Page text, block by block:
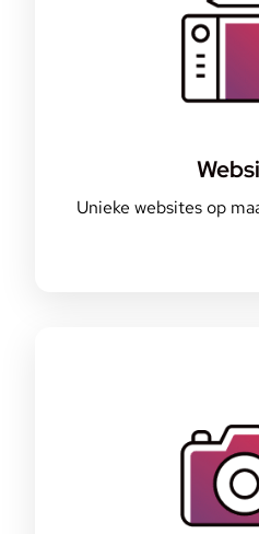
Unieke websites op